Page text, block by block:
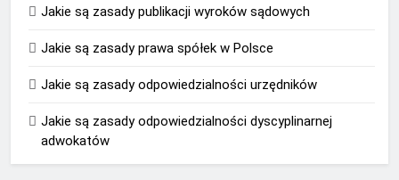
Jakie są zasady publikacji wyroków sądowych
Jakie są zasady prawa spółek w Polsce
Jakie są zasady odpowiedzialności urzędników
Jakie są zasady odpowiedzialności dyscyplinarnej
adwokatów